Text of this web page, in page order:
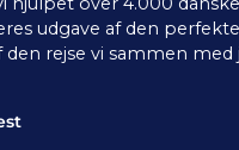
udgave af den
den rejse vi sammen med